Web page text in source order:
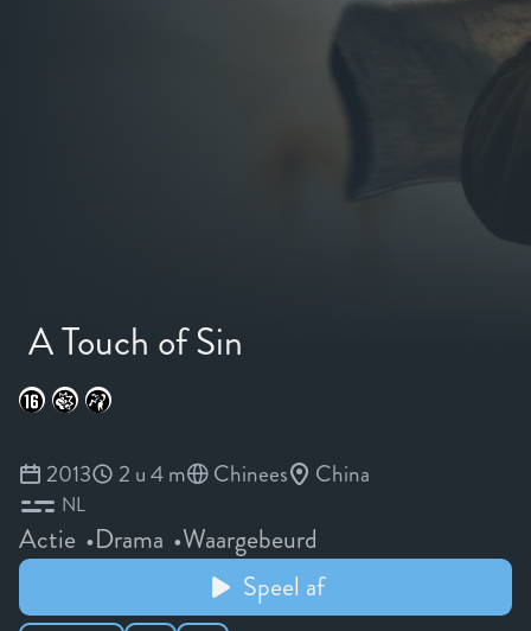
A Touch of Sin
2013 2 u 4 m Chinees China
NL
Actie Drama Waargebeurd
Speel af